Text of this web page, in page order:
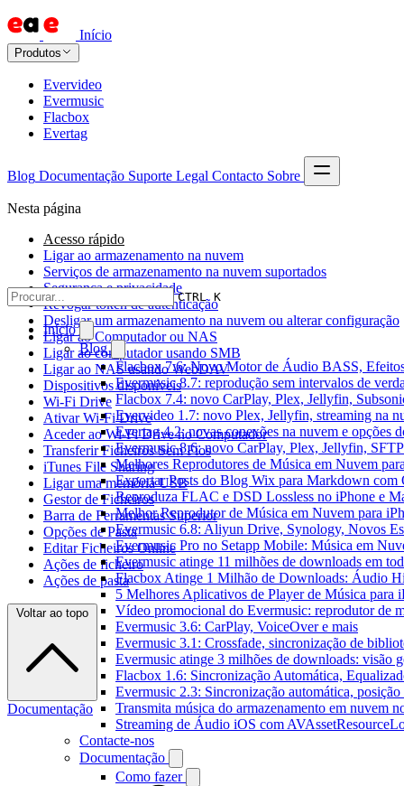
Início
Produtos
Evervideo
Evermusic
Flacbox
Evertag
Blog Documentação Suporte Legal Contacto Sobre
CTRL K
Início
Blog
Flacbox 7.6: Novo Motor de Áudio BASS,
Evermusic 8.7: reprodução sem intervalos de
Flacbox 7.4: novo CarPlay, Plex, Jellyfin,
Evervideo 1.7: novo Plex, Jellyfin, streaming na
Evertag 4.2: novas conexões na nuvem e opções
Evermusic 8.6: novo CarPlay, Plex, Jellyfin,
Melhores Reprodutores de Música em Nuvem
Exportar Posts do Blog Wix para Markdown com
Reproduza FLAC e DSD Lossless no iPhone e
Melhor Reprodutor de Música em Nuvem para
Evermusic 6.8: Aliyun Drive, Synology, Novos
Evermusic Pro no Setapp Mobile: Música em
Evermusic atinge 11 milhões de downloads em
Flacbox Atinge 1 Milhão de Downloads: Áudio
5 Melhores Aplicativos de Player de Música para
Vídeo promocional do Evermusic: reprodutor de
Evermusic 3.6: CarPlay, VoiceOver e mais
Evermusic 3.1: Crossfade, sincronização de
Evermusic atinge 3 milhões de downloads: visão
Flacbox 1.6: Sincronização Automática,
Evermusic 2.3: Sincronização automática, posição
Transmita música do armazenamento em nuvem
Streaming de Áudio iOS com
Contacte-nos
Documentação
Como fazer
Nesta página
Acesso rápido
Ligar ao armazenamento na nuvem
Serviços de armazenamento na nuvem suportados
Segurança e privacidade
Revogar token de autenticação
Desligar um armazenamento na nuvem ou alterar configuração
Ligar ao Computador ou NAS
Ligar ao computador usando SMB
Ligar ao NAS usando WebDAV
Dispositivos disponíveis
Wi-Fi Drive
Ativar Wi-Fi Drive
Aceder ao Wi-Fi Drive no Computador
Transferir Ficheiros Sem Fios
iTunes File Sharing
Ligar uma memória USB
Gestor de Ficheiros
Barra de Ferramentas Superior
Opções de Pasta
Editar Ficheiros Online
Ações de ficheiro
Ações de pasta
Voltar ao topo
Documentação